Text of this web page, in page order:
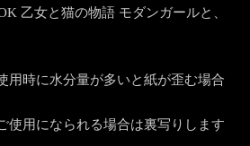
乙女と猫の物語 モダンガールと、
用時に水分量が多いと紙が歪む場合
使用になられる場合は裏写りします